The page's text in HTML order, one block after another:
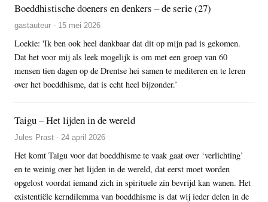
Boeddhistische doeners en denkers – de serie (27)
gastauteur - 15 mei 2026
Loekie: 'Ik ben ook heel dankbaar dat dit op mijn pad is gekomen.
Dat het voor mij als leek mogelijk is om met een groep van 60
mensen tien dagen op de Drentse hei samen te mediteren en te leren
over het boeddhisme, dat is echt heel bijzonder.’
Taigu – Het lijden in de wereld
Jules Prast - 24 april 2026
Het komt Taigu voor dat boeddhisme te vaak gaat over ‘verlichting’
en te weinig over het lijden in de wereld, dat eerst moet worden
opgelost voordat iemand zich in spirituele zin bevrijd kan wanen. Het
existentiële kerndilemma van boeddhisme is dat wij ieder delen in de